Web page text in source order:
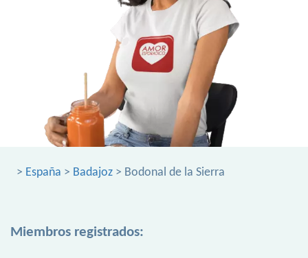
> España > Badajoz > Bodonal de la Sierra
Miembros registrados: